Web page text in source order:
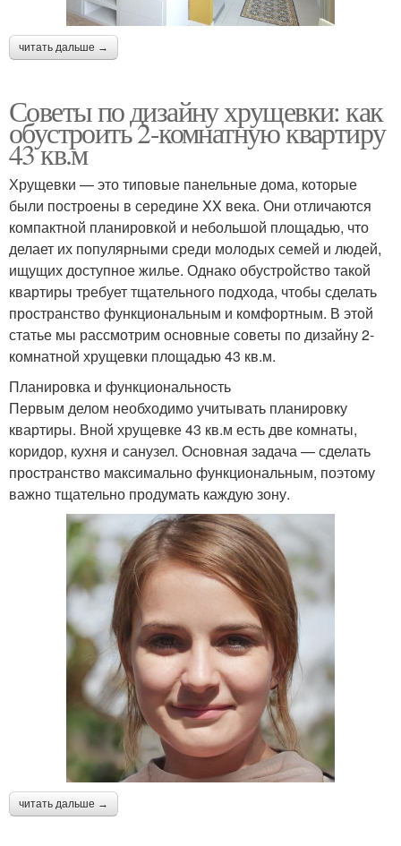
читать дальше →
Советы по дизайну хрущевки: как
обустроить 2-комнатную квартиру
43 кв.м
Хрущевки — это типовые панельные дома, которые
были построены в середине XX века. Они отличаются
компактной планировкой и небольшой площадью, что
делает их популярными среди молодых семей и людей,
ищущих доступное жилье. Однако обустройство такой
квартиры требует тщательного подхода, чтобы сделать
пространство функциональным и комфортным. В этой
статье мы рассмотрим основные советы по дизайну 2-
комнатной хрущевки площадью 43 кв.м.
Планировка и функциональность
Первым делом необходимо учитывать планировку
квартиры. Вной хрущевке 43 кв.м есть две комнаты,
коридор, кухня и санузел. Основная задача — сделать
пространство максимально функциональным, поэтому
важно тщательно продумать каждую зону.
читать дальше →